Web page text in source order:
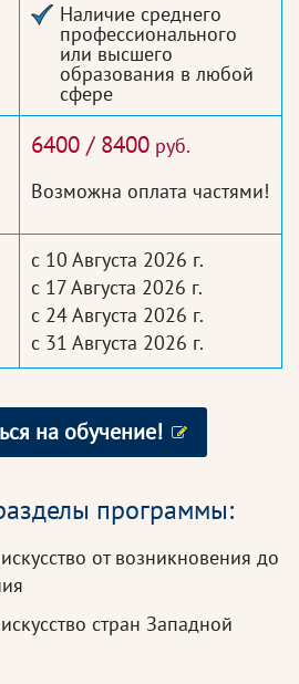
Наличие среднего
профессионального
или высшего
образования в любой
сфере
6400 / 8400 руб.
Возможна оплата частями!
с 10 Августа 2026 г.
с 17 Августа 2026 г.
с 24 Августа 2026 г.
с 31 Августа 2026 г.
на обучение!
программы:
от возникновения до
стран Западной